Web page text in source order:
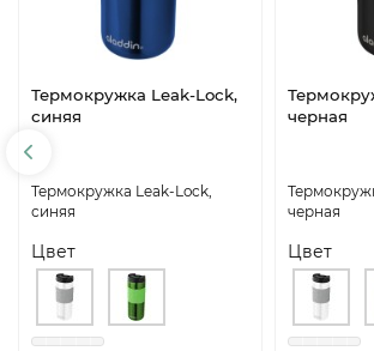
Термокружка Leak-Lock,
синяя
Термокружка Leak-Lock,
синяя
Цвет
черная
черная
Цвет